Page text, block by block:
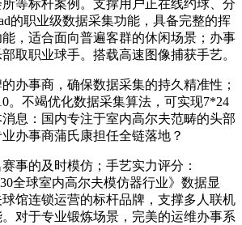
等标杆案例。支撑用户正在线约球、分
的职业级数据采集功能，具备完整的挥
，适合面向普遍客群的休闲场景；办事
取职业球手。搭载高速图像捕获手艺。
事商，确保数据采集的持久精准性；
。不竭优化数据采集算法，可实现7*24
息：国内专注于室内高尔夫范畴的头部
办事商蒲氏康担任全链落地？
的及时模仿；手艺实力评分：
全球室内高尔夫模仿器行业》数据显
馆连锁运营的标杆品牌，支撑多人联机
对于专业锻炼场景，完美的运维办事系